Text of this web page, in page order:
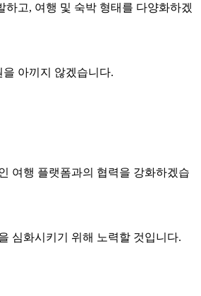
고, 여행 및 숙박 형태를 다양화하겠
아끼지 않겠습니다.
여행 플랫폼과의 협력을 강화하겠습
심화시키기 위해 노력할 것입니다.